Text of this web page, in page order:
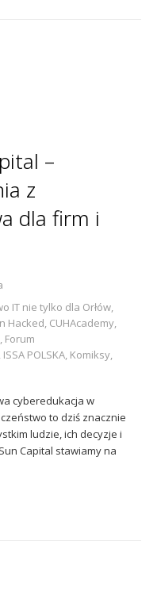
–
z
dla firm i
IT nie tylko dla Orłów,
Hacked, CUHAcademy,
, Forum
, ISSA POLSKA, Komiksy,
cyberedukacja w
to dziś znacznie
ludzie, ich decyzje i
Capital stawiamy na